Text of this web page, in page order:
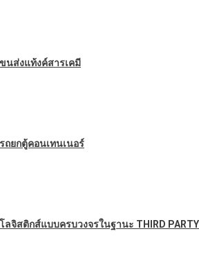
นส่งแท้งค์สารเคมี
ถยกตู้คอนเทนเนอร์
ลจิสติกส์แบบครบวงจรในฐานะ THIRD